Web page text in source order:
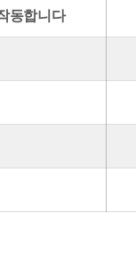
동합니다